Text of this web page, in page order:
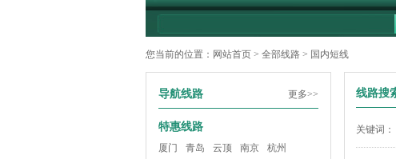
您当前的位置： 网站首页 > 全部线路 > 国内短线
导航线路 更多>>
特惠线路
厦门 青岛 云顶 南京 杭州
线路搜
关键词：